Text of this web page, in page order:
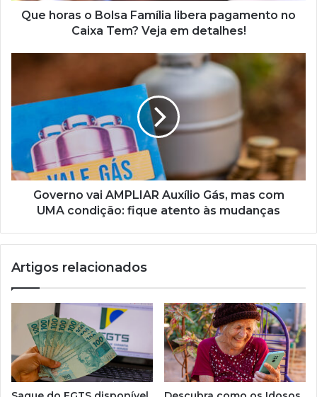
Tem?
Que horas o Bolsa Família libera pagamento no
Caixa Tem? Veja em detalhes!
Auxílio
UMA
condição:
atento
mudanças
Governo vai AMPLIAR Auxílio Gás, mas com
UMA condição: fique atento às mudanças
Artigos relacionados